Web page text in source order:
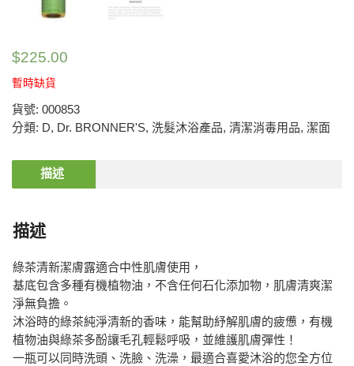
$225.00
暫時缺貨
貨號: 000853
分類: D, Dr. BRONNER'S, 洗髮沐浴產品, 清潔消毒用品, 潔面
描述
描述
綠茶清新潔膚露適合中性肌膚使用，
基底包含多種有機植物油，不含任何石化添加物，肌膚清爽潔
淨無負擔。
沐浴時的綠茶純淨清新的香味，能幫助紓解肌膚的疲憊，有機
植物油與綠茶多酚讓毛孔輕鬆呼吸，並維護肌膚彈性！
一瓶可以同時洗頭、洗臉、洗澡，最適合喜愛沐浴的您全方位